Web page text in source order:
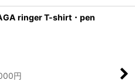
ringer T-shirt・pen
円